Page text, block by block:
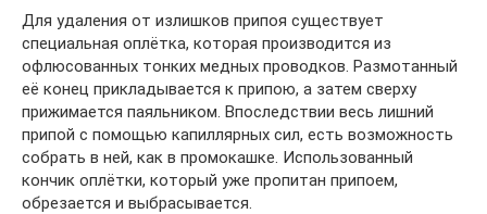
Для удаления от излишков припоя существует
специальная оплётка, которая производится из
офлюсованных тонких медных проводков. Размотанный
её конец прикладывается к припою, а затем сверху
прижимается паяльником. Впоследствии весь лишний
припой с помощью капиллярных сил, есть возможность
собрать в ней, как в промокашке. Использованный
кончик оплётки, который уже пропитан припоем,
обрезается и выбрасывается.